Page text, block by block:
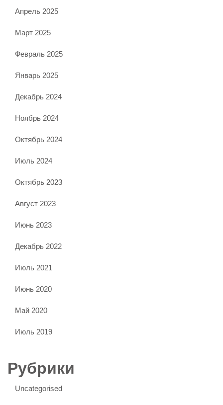
Апрель 2025
Март 2025
Февраль 2025
Январь 2025
Декабрь 2024
Ноябрь 2024
Октябрь 2024
Июль 2024
Октябрь 2023
Август 2023
Июнь 2023
Декабрь 2022
Июль 2021
Июнь 2020
Май 2020
Июль 2019
Рубрики
Uncategorised